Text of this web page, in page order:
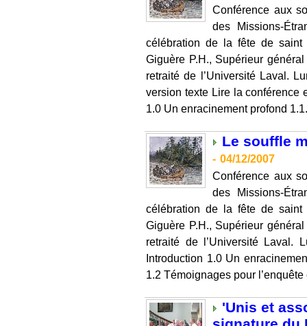
Conférence aux
des Missions-
célébration de la fête de saint
Giguère P.H., Supérieur
retraité de l’Université Laval.
version texte Lire la conférence
1.0 Un enracinement profond
Le souffle
- 04/12/2007
Conférence aux
des Missions-
célébration de la fête de saint
Giguère P.H., Supérieur
retraité de l’Université Laval.
Introduction 1.0 Un
1.2 Témoignages pour
'Unis et